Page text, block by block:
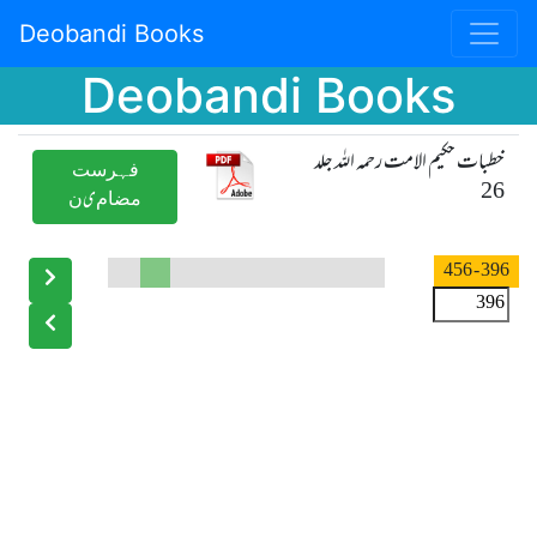
Deobandi Books
Deobandi Books
خطبات حکیم الامت رحمہ اللہ جلد
26
ﻓﮩﺮﺳﺖ
ﻣﻀﺎﻡیﻥ
396
- 456